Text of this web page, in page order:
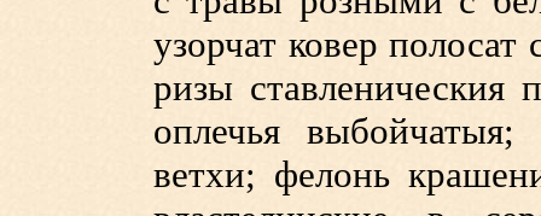
узорчат ковер
ризы ставленическия
оплечья
ветхи; фелонь